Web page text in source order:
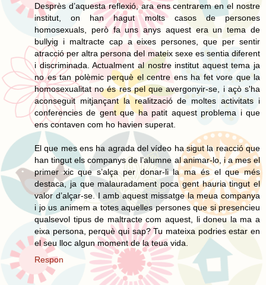
Desprès d’aquesta reflexió, ara ens centrarem en el nostre
institut, on han hagut molts casos de persones
homosexuals, però fa uns anys aquest era un tema de
bullyig i maltracte cap a eixes persones, que per sentir
atracció per altra persona del mateix sexe es sentia diferent
i discriminada. Actualment al nostre institut aquest tema ja
no es tan polèmic perquè el centre ens ha fet vore que la
homosexualitat no és res pel que avergonyir-se, i açò s'ha
aconseguit mitjançant la realització de moltes activitats i
conferencies de gent que ha patit aquest problema i que
ens contaven com ho havien superat.
El que mes ens ha agrada del vídeo ha sigut la reacció que
han tingut els companys de l’alumne al animar-lo, i a mes el
primer xic que s’alça per donar-li la ma és el que més
destaca, ja que malauradament poca gent hauria tingut el
valor d’alçar-se. I amb aquest missatge la meua companya
i jo us animem a totes aquelles persones que si presencieu
qualsevol tipus de maltracte com aquest, li doneu la ma a
eixa persona, perquè qui sap? Tu mateixa podries estar en
el seu lloc algun moment de la teua vida.
Respon